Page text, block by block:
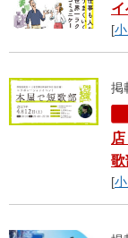
イ
[
掲
歌
[